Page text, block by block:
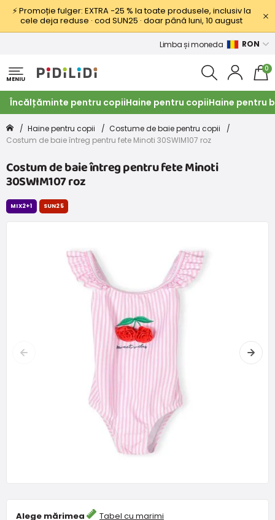
⚡ Promoție fulger: EXTRA −25 % la toate produsele, inclusiv la
cele deja reduse · cod SUN25 · doar până luni, 10 august
Limba și moneda RON
MENIU
0
Încălțăminte pentru copiiHaine pentru copiiHaine pentru
Haine pentru copii
Costume de baie pentru copii
Costum de baie întreg pentru fete Minoti 30SWIM107 roz
Costum de baie întreg pentru fete Minoti
30SWIM107 roz
Alege mărimea Tabel cu marimi
MIX2+1 SUN25